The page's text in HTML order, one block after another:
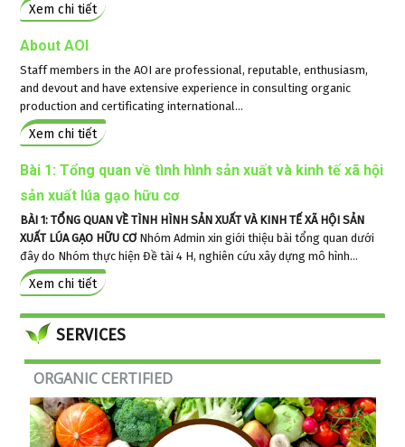
Xem chi tiết
About AOI
Staff members in the AOI are professional, reputable, enthusiasm,
and devout and have extensive experience in consulting organic
production and certificating international...
Xem chi tiết
Bài 1: Tổng quan về tình hình sản xuất và kinh tế xã hội
sản xuất lúa gạo hữu cơ
BÀI 1: TỔNG QUAN VỀ TÌNH HÌNH SẢN XUẤT VÀ KINH TẾ XÃ HỘI SẢN
XUẤT LÚA GẠO HỮU CƠNhóm Admin xin giới thiệu bài tổng quan dưới
đây do Nhóm thực hiện Đề tài 4 H, nghiên cứu xây dựng mô hình...
Xem chi tiết
© FreeJoomla! 3 Modules- byVinaGecko.com
SERVICES
ORGANIC CERTIFIED